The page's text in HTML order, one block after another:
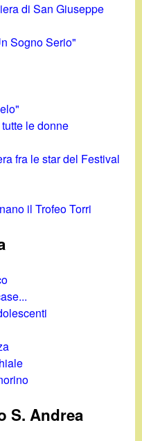
di San Giuseppe
Sogno Serio"
le donne
fra le star del Festival
il Trofeo Torri
S. Andrea